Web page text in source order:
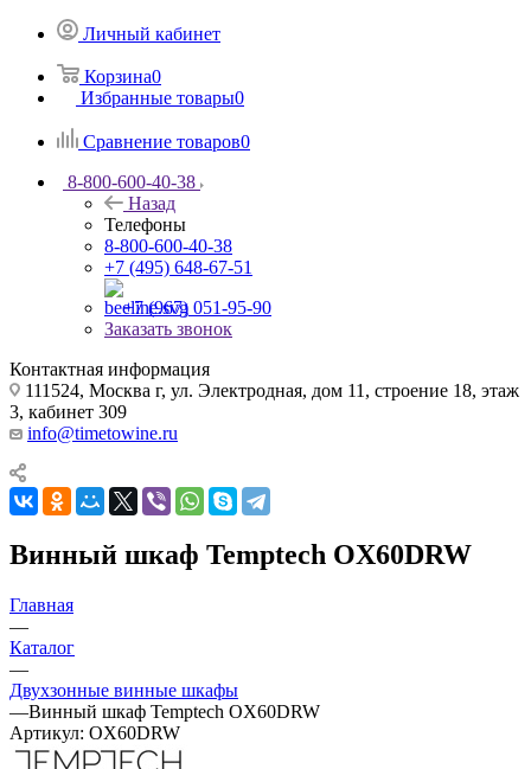
Личный кабинет
Корзина0
Избранные товары0
Сравнение товаров0
8-800-600-40-38
Назад
Телефоны
8-800-600-40-38
+7 (495) 648-67-51
+7 (967) 051-95-90
Заказать звонок
Контактная информация
111524, Москва г, ул. Электродная, дом 11, строение 18, этаж
3, кабинет 309
info@timetowine.ru
Винный шкаф Temptech OX60DRW
Главная
—
Каталог
—
Двухзонные винные шкафы
—Винный шкаф Temptech OX60DRW
Артикул: OX60DRW